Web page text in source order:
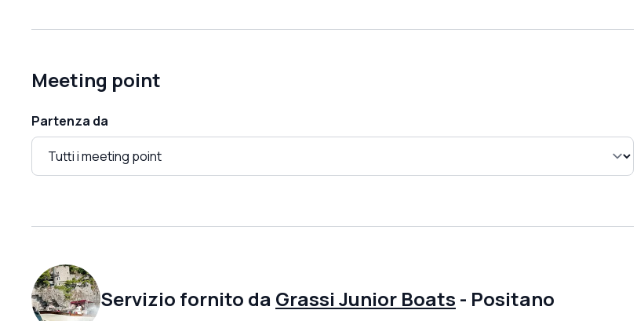
Meeting point
Partenza da
Servizio fornito da Grassi Junior Boats - Positano